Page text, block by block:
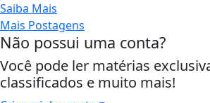
Saiba Mais
Mais Postagens
Não possui uma conta?
Você pode ler matérias
classificados e muito mais!